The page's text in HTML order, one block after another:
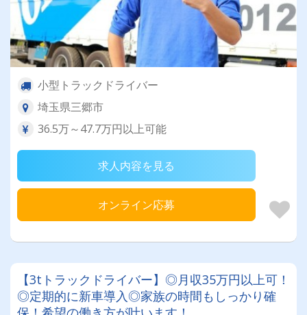
小型トラックドライバー
埼玉県三郷市
36.5万～47.7万円以上可能
求人内容を見る
オンライン応募
【3tトラックドライバー】◎月収35万円以上可！
◎定期的に新車導入◎家族の時間もしっかり確